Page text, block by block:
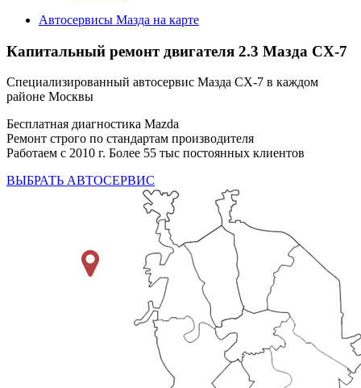
Автосервисы Мазда на карте
Капитальный ремонт двигателя 2.3 Мазда CX-7
Специализированный автосервис Мазда CX-7 в каждом
районе Москвы
Бесплатная диагностика Mazda
Ремонт строго по стандартам производителя
Работаем с 2010 г. Более 55 тыс постоянных клиентов
ВЫБРАТЬ АВТОСЕРВИС